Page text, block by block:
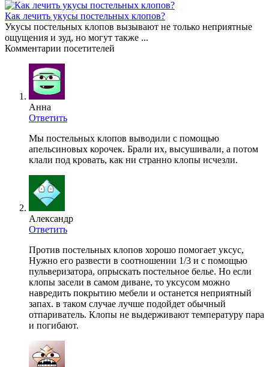
Как лечить укусы постельных клопов?
Укусы постельных клопов вызывают не только неприятные
ощущения и зуд, но могут также ...
Комментарии посетителей
Анна
Ответить
Мы постельных клопов выводили с помощью
апельсиновых корочек. Брали их, высушивали, а потом
клали под кровать, как ни странно клопы исчезли.
Александр
Ответить
Против постельных клопов хорошо помогает уксус,
Нужно его развести в соотношении 1/3 и с помощью
пульверизатора, опрыскать постельное белье. Но если
клопы засели в самом диване, то уксусом можно
навредить покрытию мебели и останется неприятный
запах. в таком случае лучше подойдет обычный
отпариватель. Клопы не выдерживают температуру пара
и погибают.